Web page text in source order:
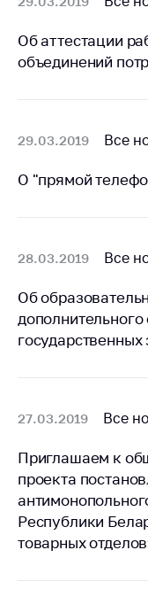
обсуждение
проектов
ведения
COVID-19
питания,
политики
Об аттестации
объединений
29.03.2019 Все
О "прямой
28.03.2019 Все
Об
государственных
27.03.2019 Все
Приглашаем к
проекта
Республики
товарных